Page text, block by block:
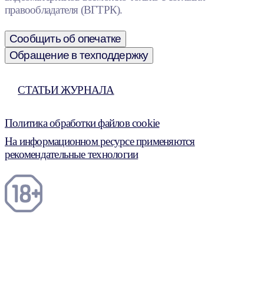
правообладателя (ВГТРК).
Сообщить об опечатке
Обращение в техподдержку
СТАТЬИ ЖУРНАЛА
Политика обработки файлов cookie
На информационном ресурсе применяются
рекомендательные технологии